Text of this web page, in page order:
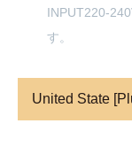
INPUT220-
す。
United State